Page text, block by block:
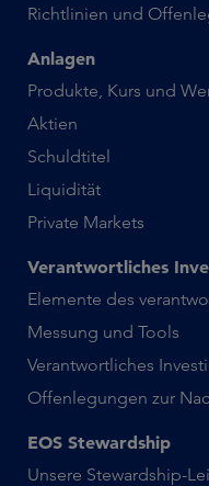
Richtlinien und
Anlagen
Produkte, Kurs und
Aktien
Schuldtitel
Liquidität
Private Markets
Verantwortliches
Elemente des
Messung und Tools
Verantwortliches
Offenlegungen zur
EOS Stewardship
Unsere Stewardship-